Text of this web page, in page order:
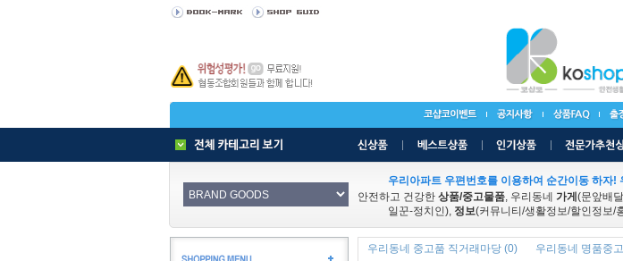
우리아파트 우편번호를 이용하여 순간이동 하
안전하고 건강한 상품/중고물품, 우리동네 가게 (문앞배
일꾼-정치인), 정보(커뮤니티/생활정보/할인정보/
우리동네 중고품 직거래마당 (0) 우리동네 명품중